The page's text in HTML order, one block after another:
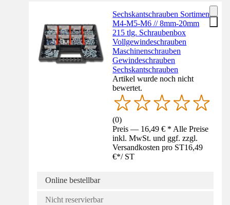
Sechskantschrauben Sortiment
M4-M5-M6 // 8mm-20mm
215 tlg. Schraubenbox
Vollgewindeschrauben
Maschinenschrauben
Gewindeschrauben
Sechskantschrauben
Artikel wurde noch nicht
bewertet.
(0)
Preis — 16,49 € * Alle Preise
inkl. MwSt. und ggf. zzgl.
Versandkosten pro ST16,49
€*/ ST
Online bestellbar
Nicht reservierbar